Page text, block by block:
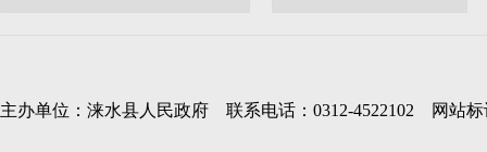
主办单位：涞水县人民政府 联系电话：0312-4522102 网站标